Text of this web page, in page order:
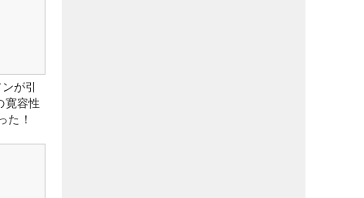
が引
寛容性
た！